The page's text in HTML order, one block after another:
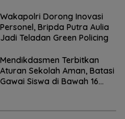
Wakapolri Dorong Inovasi
Personel, Bripda Putra Aulia
Jadi Teladan Green Policing
Mendikdasmen Terbitkan
Aturan Sekolah Aman, Batasi
Gawai Siswa di Bawah 16